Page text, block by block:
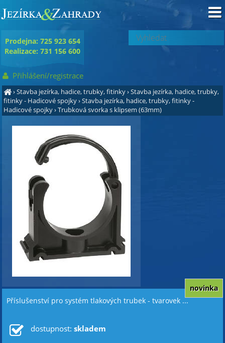
›Stavba jezírka, hadice, trubky, fitinky›Stavba jezírka, hadice, trubky,
fitinky - Hadicové spojky›Stavba jezírka, hadice, trubky, fitinky -
Hadicové spojky›Trubková svorka s klipsem (63mm)
Příslušenství pro systém tlakových trubek - tvarovek ...
novinka
dostupnost: skladem
Prodejna: 725 923 654
Realizace: 731 156 600
Přihlášení/registrace